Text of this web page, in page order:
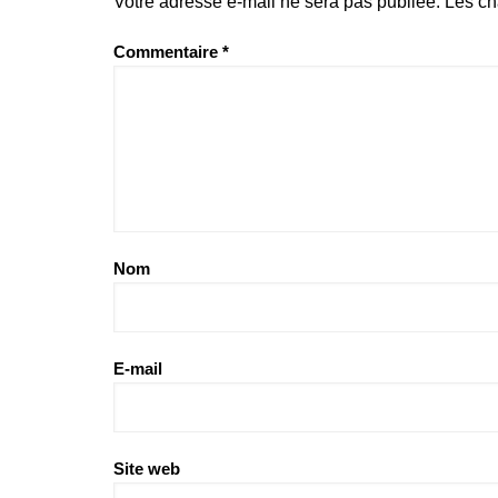
Commentaire *
Nom
E-mail
Site web